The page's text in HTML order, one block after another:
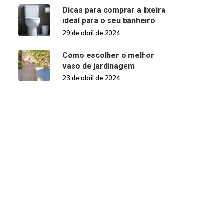
Dicas para comprar a lixeira
ideal para o seu banheiro
29 de abril de 2024
Como escolher o melhor
vaso de jardinagem
23 de abril de 2024